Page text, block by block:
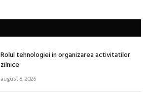
Rolul tehnologiei in organizarea activitatilor
zilnice
august 6, 2026